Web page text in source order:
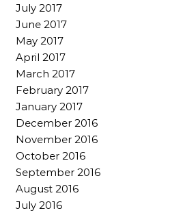
July 2017
June 2017
May 2017
April 2017
March 2017
February 2017
January 2017
December 2016
November 2016
October 2016
September 2016
August 2016
July 2016